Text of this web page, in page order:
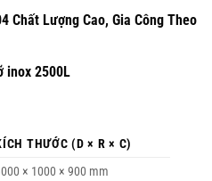
Chất Lượng Cao, Gia Công Theo
inox 2500L
THƯỚC (D × R × C)
× 1000 × 900 mm